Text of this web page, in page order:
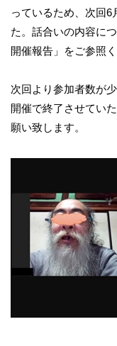
っているため、次回6
た。話合いの内容に
開催報告」をご参照く
次回より参加者数が
開催で終了させてい
願い致します。